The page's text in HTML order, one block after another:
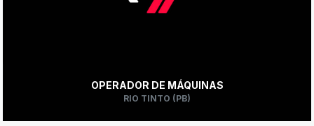
OPERADOR DE MÁQUINAS
RIO TINTO (PB)